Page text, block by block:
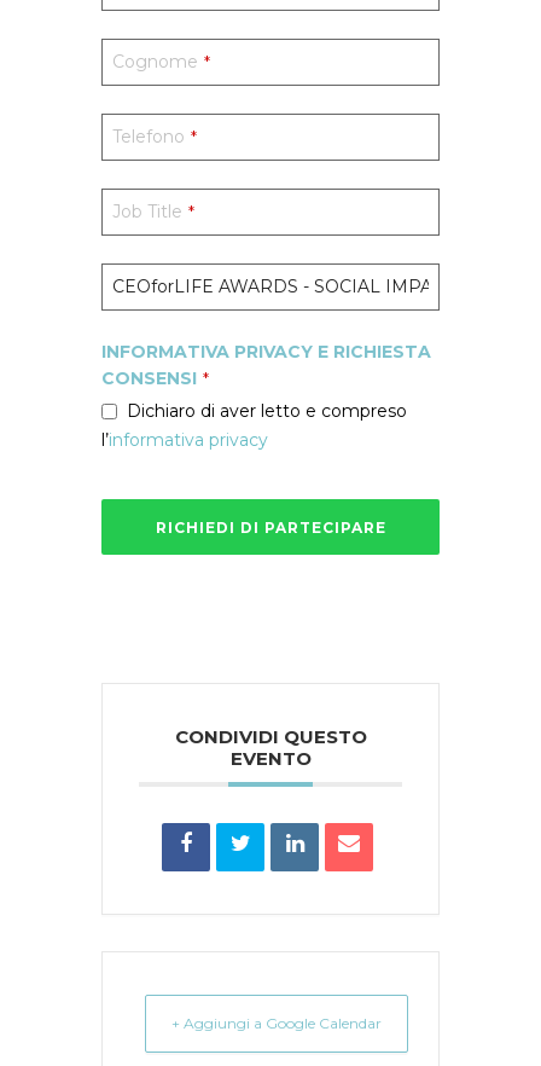
Cognome *
Telefono *
Job Title *
INFORMATIVA PRIVACY E RICHIESTA
CONSENSI *
Dichiaro di aver letto e compreso
l’informativa privacy
RICHIEDI DI PARTECIPARE
essere
CONDIVIDI QUESTO
EVENTO
+ Aggiungi a Google Calendar